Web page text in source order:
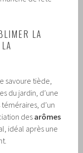
LA
savoure tiède,
du jardin, d’une
d’un
des arômes
idéal après une